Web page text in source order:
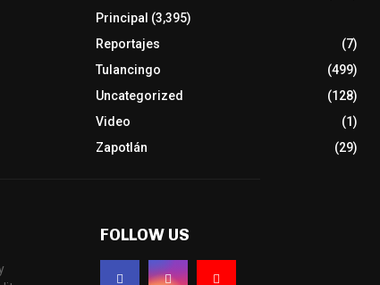
Principal (3,395)
Reportajes
(7)
Tulancingo
(499)
Uncategorized
(128)
Video
(1)
Zapotlán
(29)
FOLLOW US